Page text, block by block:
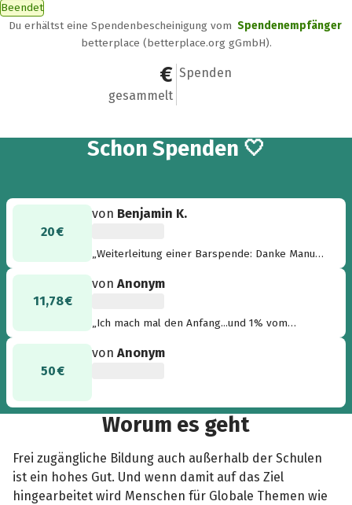
Beendet
Du erhältst eine Spendenbescheinigung vom Spendenempfänger
betterplace (betterplace.org gGmbH).
81,78 €
gesammelt
3
Spenden
Schon 3
Spenden 🤍
20 €
von Benjamin K.
„Weiterleitung einer Barspende: Danke Manu
11,78 €
vonAnonym
„Ich mach mal den Anfang...und 1% vom
fleißig mitmachen!!“
50 €
vonAnonym
Worum es geht
Frei zugängliche Bildung auch außerhalb der Schulen
ist ein hohes Gut. Und wenn damit auf das Ziel
hingearbeitet wird Menschen für Globale Themen wie